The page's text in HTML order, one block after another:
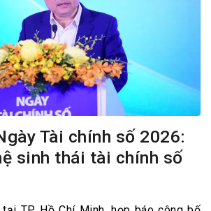
Tài chính số 2026:
sinh thái tài chính số